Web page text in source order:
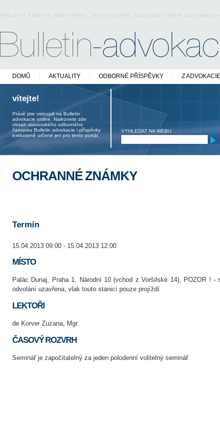
oficiální stránky odborného právnického časopisu české
DOMŮ AKTUALITY ODBORNÉ PŘÍSPĚVKY Z ADVOKACIE
vítejte!
Právě jste vstoupili na Bulletin
advokacie online. Naleznete zde
obsah stavovského odborného
časopisu Bulletin advokacie i příspěvky
exklusivně určené jen pro tento portál.
VYHLEDAT NA WEBU
OCHRANNÉ ZNÁMKY
Termín
15.04.2013 09:00 - 15.04.2013 12:00
MÍSTO
Palác Dunaj, Praha 1, Národní 10 (vchod z Voršilské 14), POZOR ! -
odvolání uzavřena, vlak touto stanicí pouze projíždí
LEKTOŘI
de Korver Zuzana, Mgr.
ČASOVÝ ROZVRH
Seminář je započitatelný za jeden polodenní volitelný seminář.